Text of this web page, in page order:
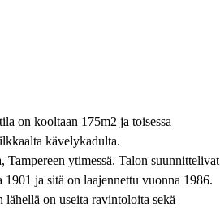
on kooltaan 175m2 ja toisessa
kävelykadulta.
ytimessä. Talon suunnittelivat
ja sitä on laajennettu vuonna 1986.
on useita ravintoloita sekä